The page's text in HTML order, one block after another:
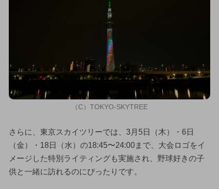
（C）TOKYO-SKYTREE
さらに、東京スカイツリーでは、3月5日（木）・6日
（金）・18日（水）の18:45〜24:00まで、大会ロゴをイ
メージした特別ライティングも実施され、野球好きの子
供と一緒に訪れるのにぴったりです。